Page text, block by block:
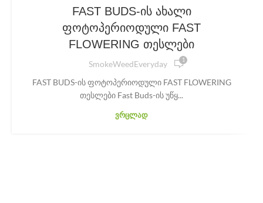
FAST BUDS-ის ახალი
ფოტოპერიოდული FAST
FLOWERING თესლები
SmokeWeedEveryday 1
FAST BUDS-ის ფოტოპერიოდული FAST FLOWERING
თესლები Fast Buds-ის უწყ...
ᲕᲠᲪᲚᲐᲓ